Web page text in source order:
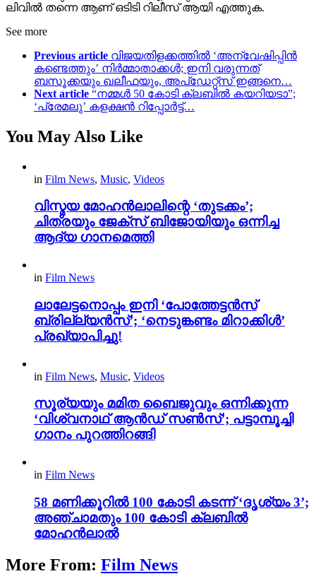
ലിവിൽ തന്നെ ആണ് ഒടിടി റിലീസ് ആയി എത്തുക.
See more
Previous article വിജയതിളക്കത്തിൽ ‘അന്വേഷിപ്പിൻ
കണ്ടെത്തും’ നിർമ്മാതാക്കൾ; ഇനി വരുന്നത്
ബസൂക്കയും ഖലീഫയും, അപ്ഡേറ്റ്സ് ഇങ്ങനെ…
Next article “നമ്മൾ 50 കോടി ക്ലബിൽ കയറിയടാ”;
‘പ്രേമലു’ കളക്ഷൻ റിപ്പോർട്ട്…
You May Also Like
in Film News, Music, Videos
വിസ്മയ മോഹൻലാലിന്റെ ‘തുടക്കം’;
ചിത്രയും ജേക്സ് ബിജോയിയും ഒന്നിച്ച
ആദ്യ ഗാനമെത്തി
in Film News
ലാലേട്ടനൊപ്പം ഇനി ‘പോത്തേട്ടൻസ്
ബ്രില്ല്യൻസ്’; ‘നെടുങ്കണ്ടം മിറാക്കിൾ’
പ്രഖ്യാപിച്ചു!
in Film News, Music, Videos
സൂര്യയും മമിത ബൈജുവും ഒന്നിക്കുന്ന
‘വിശ്വനാഥ് ആൻഡ് സൺസ്’; പട്ടാമ്പൂച്ചി
ഗാനം പുറത്തിറങ്ങി
in Film News
58 മണിക്കൂറിൽ 100 കോടി കടന്ന് ‘ദൃശ്യം 3’;
അഞ്ചാമതും 100 കോടി ക്ലബിൽ
മോഹൻലാൽ
More From: Film News